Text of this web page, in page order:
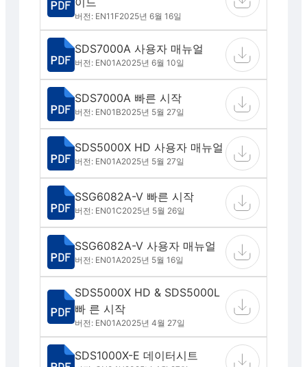
버전: EN11F2025년 6월 16일
SDS7000A 사용자 매뉴얼
버전: EN01A2025년 6월 10일
SDS7000A 빠른 시작
버전: EN01B2025년 5월 27일
SDS5000X HD 사용자 매뉴얼
버전: EN01A2025년 5월 27일
SSG6082A-V 빠른 시작
버전: EN01C2025년 5월 26일
SSG6082A-V 사용자 매뉴얼
버전: EN01A2025년 5월 16일
SDS5000X HD & SDS5000L
빠 른 시작
버전: EN01A2025년 4월 27일
SDS1000X-E 데이터시트